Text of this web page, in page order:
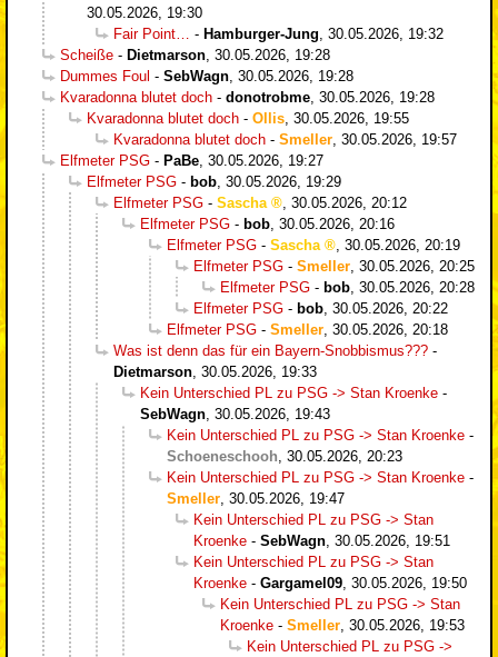
30.05.2026, 19:30
Fair Point…
- Hamburger-Jung 30.05.2026, 19:32
Scheiße - Dietmarson 30.05.2026, 19:28
Dummes Foul - SebWagn 30.05.2026, 19:28
Kvaradonna blutet doch - donotrobme 30.05.2026, 19:28
Kvaradonna blutet doch - Ollis 30.05.2026, 19:55
Kvaradonna blutet doch - Smeller 30.05.2026, 19:57
Elfmeter PSG - PaBe 30.05.2026, 19:27
Elfmeter PSG - bob 30.05.2026, 19:29
Elfmeter PSG - Sascha
30.05.2026, 20:12
Elfmeter PSG - bob 30.05.2026, 20:16
Elfmeter PSG - Sascha
30.05.2026, 20:19
Elfmeter PSG - Smeller 30.05.2026, 20:25
Elfmeter PSG - bob 30.05.2026, 20:28
Elfmeter PSG - bob 30.05.2026, 20:22
Elfmeter PSG - Smeller 30.05.2026, 20:18
Was ist denn das für ein Bayern-Snobbismus??? -
Dietmarson 30.05.2026, 19:33
Kein Unterschied PL zu PSG -> Stan Kroenke -
SebWagn 30.05.2026, 19:43
Kein Unterschied PL zu PSG -> Stan Kroenke -
Schoeneschooh 30.05.2026, 20:23
Kein Unterschied PL zu PSG -> Stan Kroenke -
Smeller 30.05.2026, 19:47
Kein Unterschied PL zu PSG -> Stan
Kroenke - SebWagn 30.05.2026, 19:51
Kein Unterschied PL zu PSG -> Stan
Kroenke - Gargamel09 30.05.2026, 19:50
Kein Unterschied PL zu PSG -> Stan
Kroenke - Smeller 30.05.2026, 19:53
Kein Unterschied PL zu PSG ->